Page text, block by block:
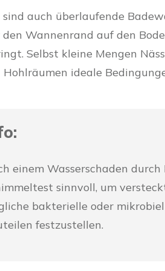
sind auch überlaufende
den Wannenrand auf den
Selbst kleine Mengen
ideale
einem Wasserschaden
sinnvoll, um
bakterielle oder
festzustellen.